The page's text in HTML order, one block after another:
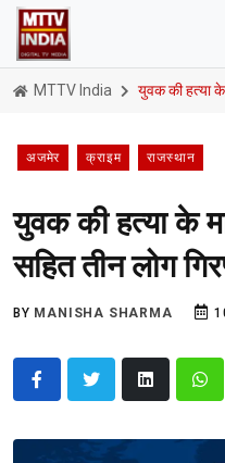
MTTV India युवक की हत्या के
अजमेर क्राइम राजस्थान
युवक की हत्या के
सहित तीन लोग
BY MANISHA SHARMA